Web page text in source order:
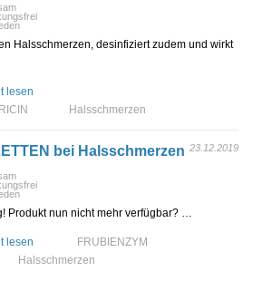
Halsschmerzen, desinfiziert zudem und wirkt
lesen
Halsschmerzen
bei Halsschmerzen 23.12.2019
Produkt nun nicht mehr verfügbar? …
lesen
FRUBIENZYM
Halsschmerzen